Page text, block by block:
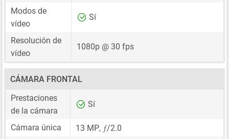
Modos de
vídeo
Sí
Resolución de
vídeo
1080p @ 30 fps
CÁMARA FRONTAL
Prestaciones
de la cámara
Sí
Cámara única 13 MP, ƒ/2.0